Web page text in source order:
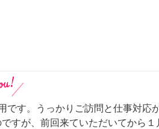
です。うっかりご訪問と仕事対応
ですが、前回来ていただいてから１